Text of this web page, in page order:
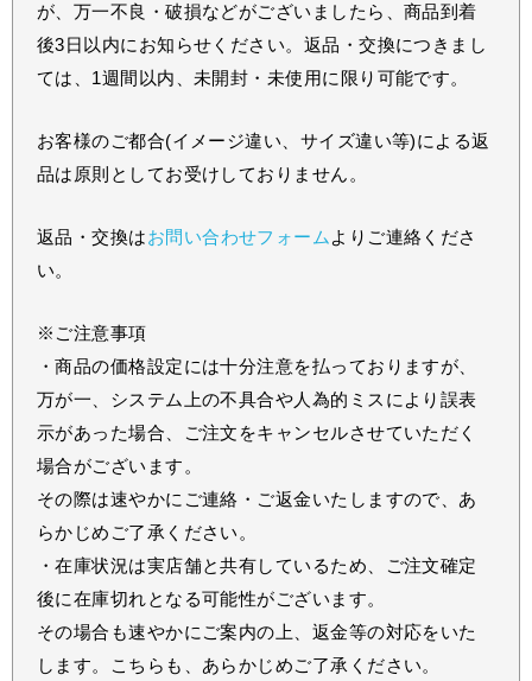
が、万一不良・破損などがございましたら、商品到着
後3日以内にお知らせください。返品・交換につきまし
ては、1週間以内、未開封・未使用に限り可能です。
お客様のご都合(イメージ違い、サイズ違い等)による返
品は原則としてお受けしておりません。
返品・交換はお問い合わせフォーム よりご連絡くださ
い。
※ご注意事項
・商品の価格設定には十分注意を払っておりますが、
万が一、システム上の不具合や人為的ミスにより誤表
示があった場合、ご注文をキャンセルさせていただく
場合がございます。
その際は速やかにご連絡・ご返金いたしますので、あ
らかじめご了承ください。
・在庫状況は実店舗と共有しているため、ご注文確定
後に在庫切れとなる可能性がございます。
その場合も速やかにご案内の上、返金等の対応をいた
します。こちらも、あらかじめご了承ください。